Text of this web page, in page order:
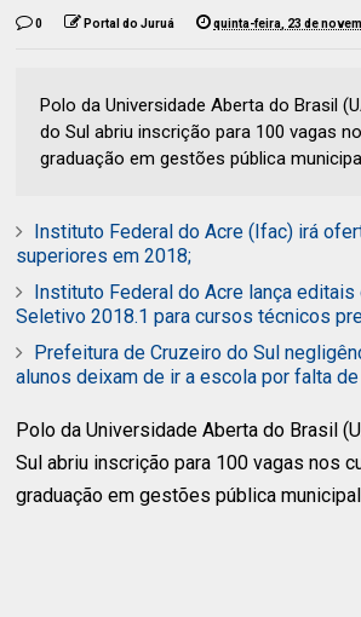
0 Portal do Juruá quinta-feira, 23 de
Polo da Universidade Aberta do Brasil
do Sul abriu inscrição para 100 vagas
graduação em gestões pública
Instituto Federal do Acre (Ifac) irá
superiores em 2018;
Instituto Federal do Acre lança
Seletivo 2018.1 para cursos técnicos
Prefeitura de Cruzeiro do Sul
alunos deixam de ir a escola por falta
Polo da Universidade Aberta do Brasil
Sul abriu inscrição para 100 vagas nos
graduação em gestões pública